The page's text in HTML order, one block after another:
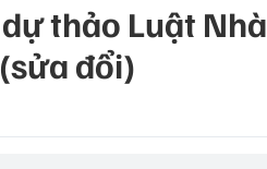
thảo Luật
đổi)